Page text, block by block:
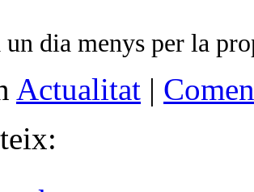
dia menys per la
Actualitat |